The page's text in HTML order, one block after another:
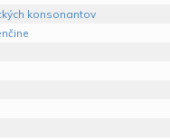
konsonantov